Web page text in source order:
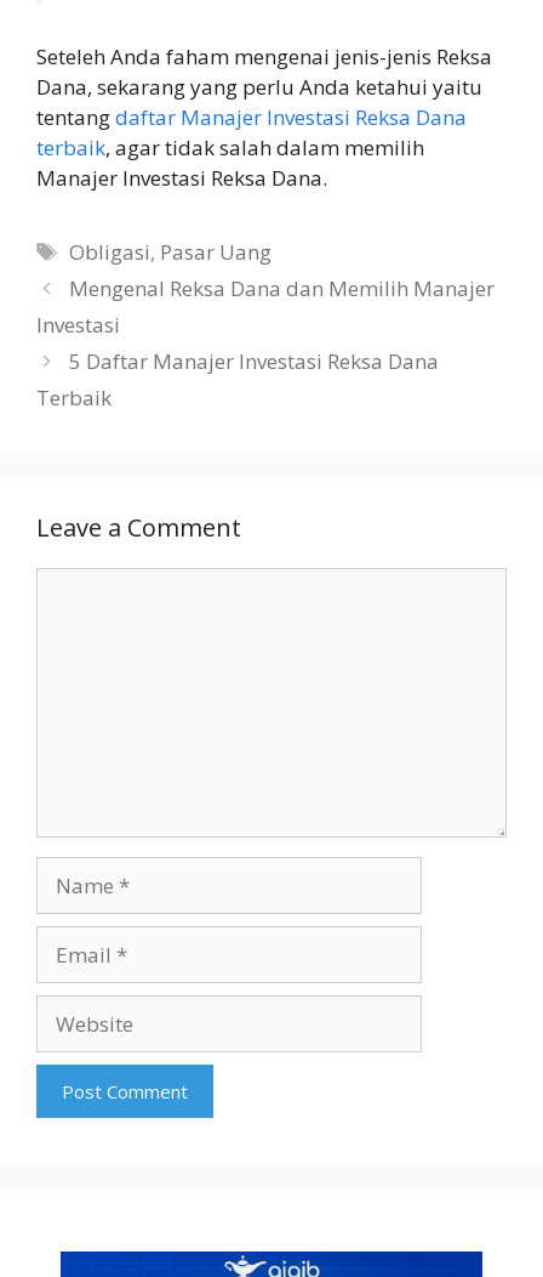
Seteleh Anda faham mengenai jenis-jenis Reksa
Dana, sekarang yang perlu Anda ketahui yaitu
tentangdaftar Manajer Investasi Reksa Dana
terbaik, agar tidak salah dalam memilih
Manajer Investasi Reksa Dana.
Tags
Obligasi, Pasar Uang
Mengenal Reksa Dana dan Memilih Manajer
Investasi
5 Daftar Manajer Investasi Reksa Dana
Terbaik
Leave a Comment